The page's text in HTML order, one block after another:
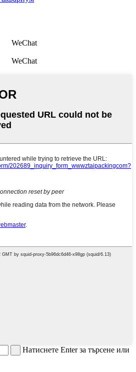
WeChat
WeChat
Натиснете Enter за търсене или